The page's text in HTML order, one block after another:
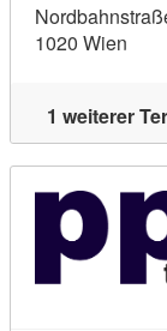
1020 Wien
1 weiterer